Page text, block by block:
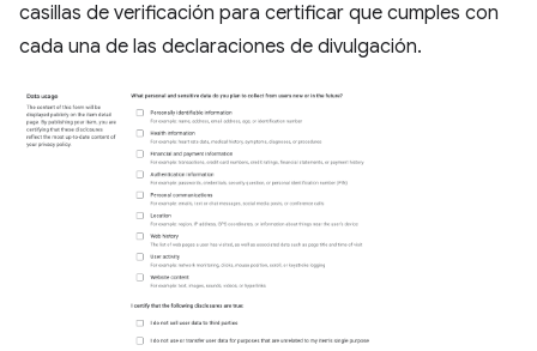
casillas de verificación para certificar que cumples con
cada una de las declaraciones de divulgación.